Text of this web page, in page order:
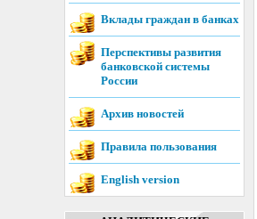
Вклады граждан в банках
Перспективы развития
банковской системы
России
Архив новостей
Правила пользования
English version